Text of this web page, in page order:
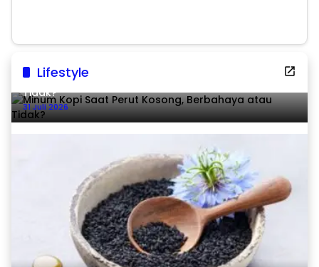
Lifestyle
Minum Kopi Saat Perut Kosong, Berbahaya atau
Tidak?
31 Juli 2026